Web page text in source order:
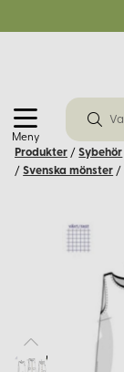
Meny
Produkter / Sybehör
/ Svenska mönster /